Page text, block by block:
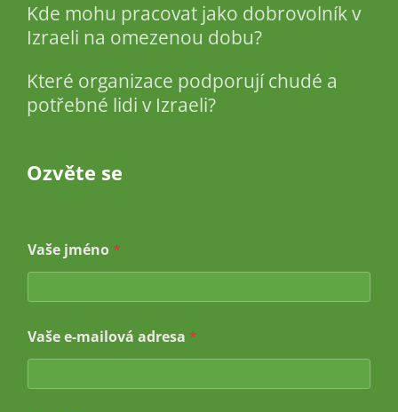
Kde mohu pracovat jako dobrovolník v
Izraeli na omezenou dobu?
Které organizace podporují chudé a
potřebné lidi v Izraeli?
Ozvěte se
Vaše jméno *
Vaše e-mailová adresa *